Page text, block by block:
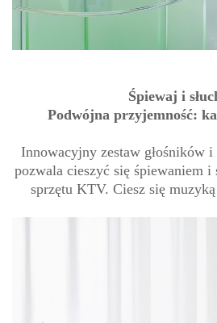
Śpiewaj i
Podwójna przyjemność:
Innowacyjny zestaw głośników
pozwala cieszyć się śpiewaniem i
sprzętu KTV. Ciesz się